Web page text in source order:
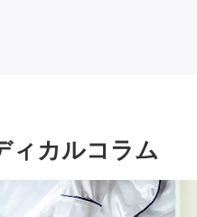
ィカルコラム